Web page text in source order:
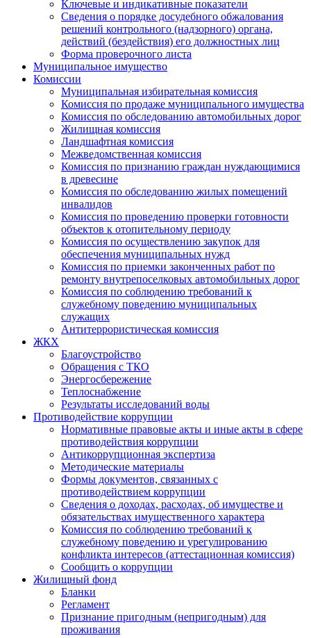
Ключевые и индикативные показатели
Сведения о порядке досудебного обжалования
решений контрольного (надзорного) органа,
действий (бездействия) его должностных лиц
Форма проверочного листа
Муниципальное имущество
Комиссии
Муниципальная избирательная комиссия
Комиссия по продаже муниципального имущества
Комиссия по обследованию автомобильных дорог
Жилищная комиссия
Ландшафтная комиссия
Межведомственная комиссия
Комиссия по признанию граждан нуждающимися
в древесине
Комиссия по обследованию жилых помещений
инвалидов
Комиссия по проведению проверки готовности
объектов к отопительному периоду
Комиссия по осуществлению закупок для
обеспечения муниципальных нужд
Комиссия по приемки законченных работ по
ремонту внутрепоселковых автомобильных дорог
Комиссия по соблюдению требований к
служебному поведению муниципальных
служащих
Антитеррористическая комиссия
ЖКХ
Благоустройство
Обращения с ТКО
Энергосбережение
Теплоснабжение
Результаты исследований воды
Противодействие коррупции
Нормативные правовые акты и иные акты в сфере
противодействия коррупции
Антикоррупционная экспертиза
Методические материалы
Формы документов, связанных с
противодействием коррупции
Сведения о доходах, расходах, об имуществе и
обязательствах имущественного характера
Комиссия по соблюдению требований к
служебному поведению и урегулированию
конфликта интересов (аттестационная комиссия)
Сообщить о коррупции
Жилищный фонд
Бланки
Регламент
Признание пригодным (непригодным) для
проживания